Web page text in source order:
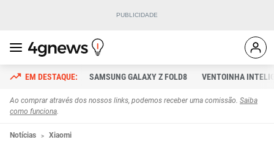
SAMSUNG GALAXY Z FOLD8 VENTOINHA
Ao comprar através dos nossos links, podemos receber uma comissão. Saiba
como funciona.
Notícias Xiaomi